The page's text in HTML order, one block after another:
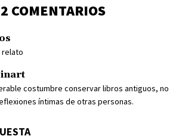
2 COMENTARIOS
relato
costumbre conservar libros antiguos, no
íntimas de otras personas.